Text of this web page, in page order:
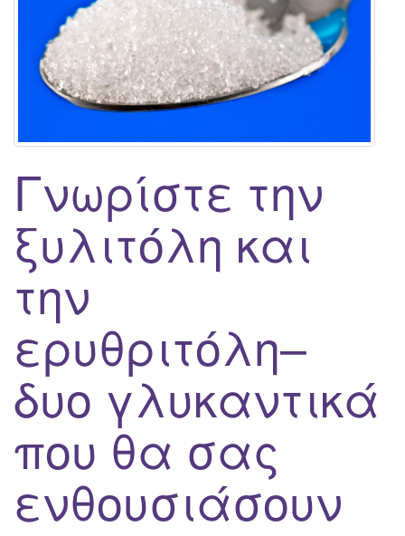
Γνωρίστε την
ξυλιτόλη και
την
ερυθριτόλη–
δυο γλυκαντικά
που θα σας
ενθουσιάσουν